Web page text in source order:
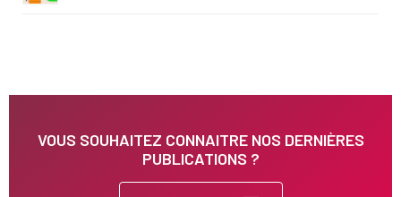
VOUS SOUHAITEZ CONNAITRE NOS DERNIÈRES
PUBLICATIONS ?